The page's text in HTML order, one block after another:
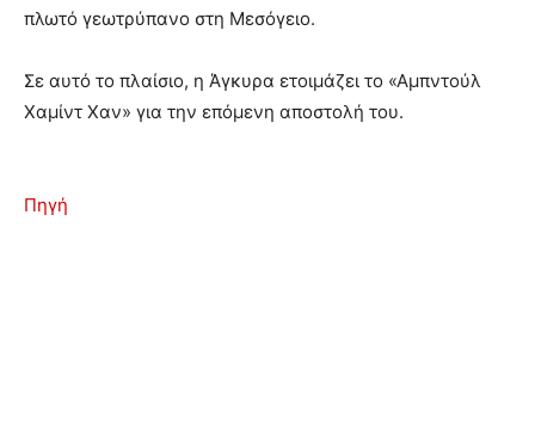
πλωτό γεωτρύπανο στη Μεσόγειο.
Σε αυτό το πλαίσιο, η Άγκυρα ετοιμάζει το «Αμπντούλ
Χαμίντ Χαν» για την επόμενη αποστολή του.
Πηγή